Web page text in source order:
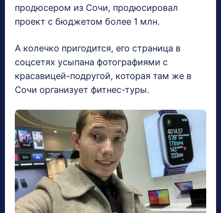
продюсером из Сочи, продюсировал
проект с бюджетом более 1 млн.
А колечко пригодится, его страница в
соцсетях усыпана фотографиями с
красавицей-подругой, которая там же в
Сочи организует фитнес-туры.